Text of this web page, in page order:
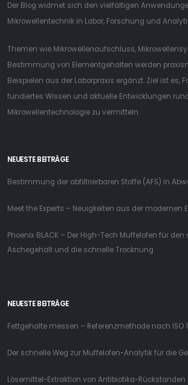
Der Blog widmet sich den vielfältigen
Mikrowellentechnik in Labor, Forschung und
Themen wie Mikrowellenaufschluss,
Bestimmung von Elementgehalten werden
Beispielen aus der Laborpraxis ergänzt. Ziel ist es,
fundiertes Wissen und aktuelle Entwicklungen
Mikrowellentechnologie zu vermitteln.
NEUESTE BEITRÄGE
Bestimmung der abfiltrierbaren Stoffe (AFS) in
Meet the Experts – Neuigkeiten aus der modernen
Phoenix BLACK – Der High-Tech Muffelofen für
Aschegehalt und die schnelle Trocknung
NEUESTE BEITRÄGE
Fettgehalte messen – Referenzmethode nach ISO
Der schnelle Weg zur Muffelofen-Analytik für die
Lösemittel-Extraktion von Antibiotika-Rückstanden